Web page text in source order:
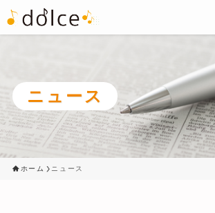
ニュース
ホーム ニュース